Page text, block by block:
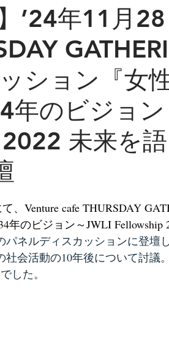
’24年11月
ション『女
年のビジョン
未来を語
、Venture cafe THURSDAY
年のビジョン～JWLI Fellowship
パネルディスカッションに登壇
会活動の10年後について討議。
した。